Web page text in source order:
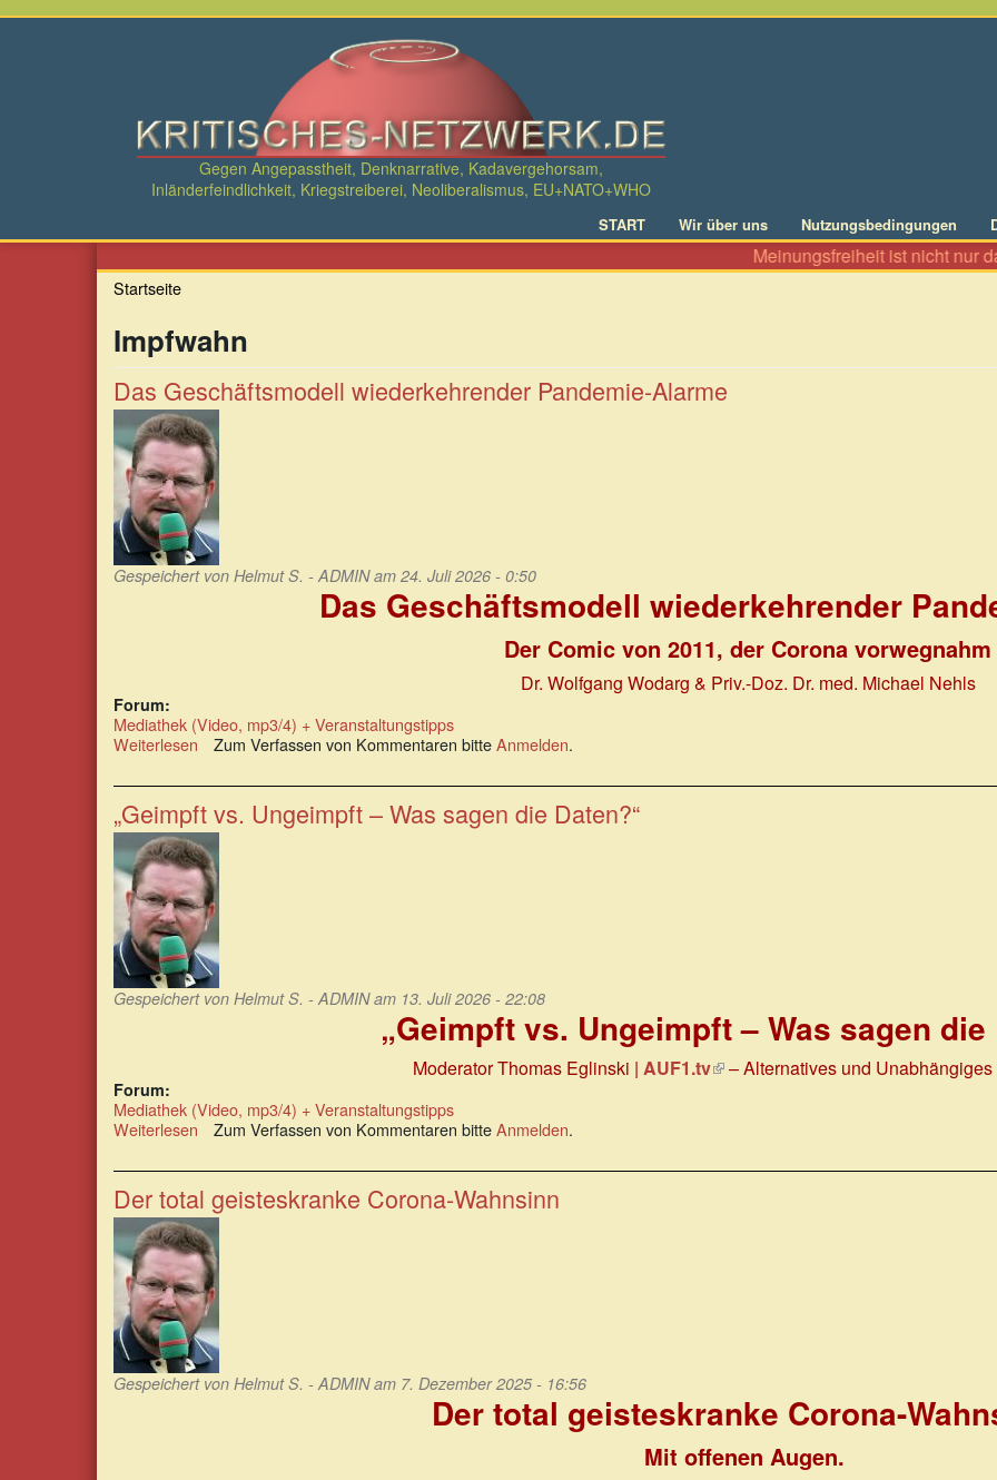
Direkt
Gegen Angepasstheit, Denknarrative, Kadavergehorsam,
Inländerfeindlichkeit, Kriegstreiberei, Neoliberalismus, EU+NATO+WHO
START Wir über uns Nutzungsbedingungen
Meinungsfreiheit ist nicht nur das Recht, zu
Startseite
Impfwahn
Das Geschäftsmodell wiederkehrender Pandemie-Alarme
Gespeichert von Helmut S. - ADMINam 24. Juli 2026 - 0:50
Das Geschäftsmodell wiederkehrender
Der Comic von 2011, der Corona vorwegnahm
Dr. Wolfgang Wodarg & Priv.-Doz. Dr. med. Michael Nehls
Forum:
Mediathek (Video, mp3/4) + Veranstaltungstipps
Weiterlesen über
Geschäftsmodell
wiederkehrender
Pandemie-
Alarme
Zum Verfassen von Kommentaren bitteAnmelden.
„Geimpft vs. Ungeimpft – Was sagen die Daten?“
Gespeichert von Helmut S. - ADMINam 13. Juli 2026 - 22:08
„Geimpft vs. Ungeimpft – Was sagen die
Moderator Thomas Eglinski | AUF1.tv(Link– Alternatives und
Forum:
Mediathek (Video, mp3/4) + Veranstaltungstipps
Weiterlesen über
vs.
Ungeimpft
–
Was
sagen
die
Daten?“
Zum Verfassen von Kommentaren bitteAnmelden.
Der total geisteskranke Corona-Wahnsinn
Gespeichert von Helmut S. - ADMINam 7. Dezember 2025 - 16:56
Der total geisteskranke Corona-
Mit offenen Augen.